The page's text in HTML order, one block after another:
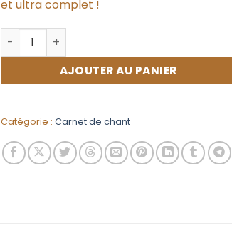
19,00 €.
et ultra complet !
quantité de Le Boute-entrain - carnet de
AJOUTER AU PANIER
Catégorie : Carnet de chant